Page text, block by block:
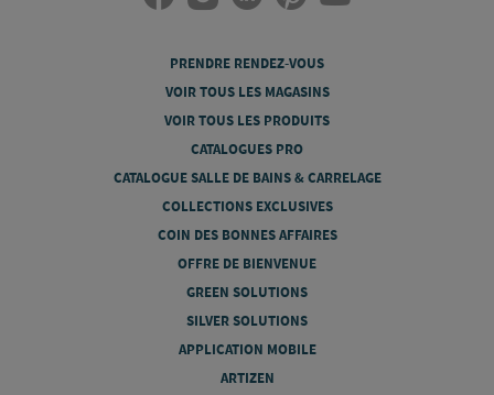
PRENDRE RENDEZ-VOUS
VOIR TOUS LES MAGASINS
VOIR TOUS LES PRODUITS
CATALOGUES PRO
CATALOGUE SALLE DE BAINS & CARRELAGE
COLLECTIONS EXCLUSIVES
COIN DES BONNES AFFAIRES
OFFRE DE BIENVENUE
GREEN SOLUTIONS
SILVER SOLUTIONS
APPLICATION MOBILE
ARTIZEN